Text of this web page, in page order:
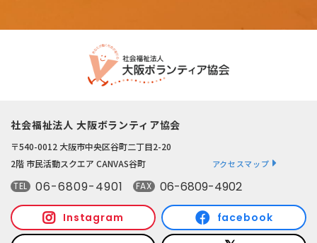
社会福祉法人 大阪ボランティア協会
〒540-0012 大阪市中央区谷町二丁目2-20
2階 市民活動スクエア CANVAS谷町
アクセスマップ
TEL 06-6809-4901 FAX 06-6809-4902
Instagram facebook